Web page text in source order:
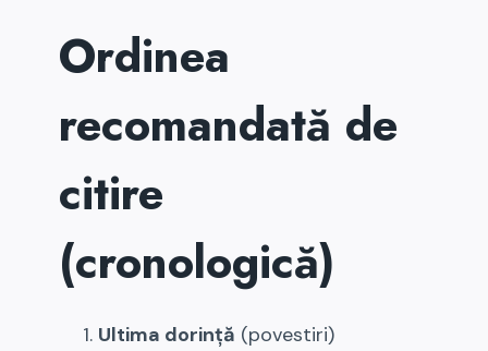
Ordinea
recomandată de
citire
(cronologică)
Ultima dorință (povestiri)